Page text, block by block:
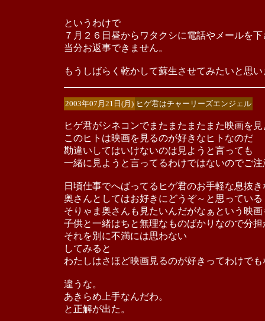
というわけで
７月２６日昼からワタクシに電話やメールを
当分お返事できません。
もうしばらく乾かして蘇生させてみたいと思い
2003年07月21日(月) ヒゲ君はチャーリーズエンジェル
ヒゲ君がシネコンでまたまたまたまた映画を
このヒトは映画を見るのが好きなヒトなのだ
勘違いしてはいけないのは見ようと言っても
一緒に見ようと言ってるわけではないのでご
日頃仕事でへばってるヒゲ君のお手軽な息抜き
奥さんとしてはお好きにどうぞ～と思っている
そりゃま奥さんも見たいんだがなぁという映
子供と一緒はちと無理なものばかりなので分
それを別に不満には思わない
してみると
わたしはさほど映画見るのが好きってわけで
違うな。
あきらめ上手なんだわ。
と正解が出た。